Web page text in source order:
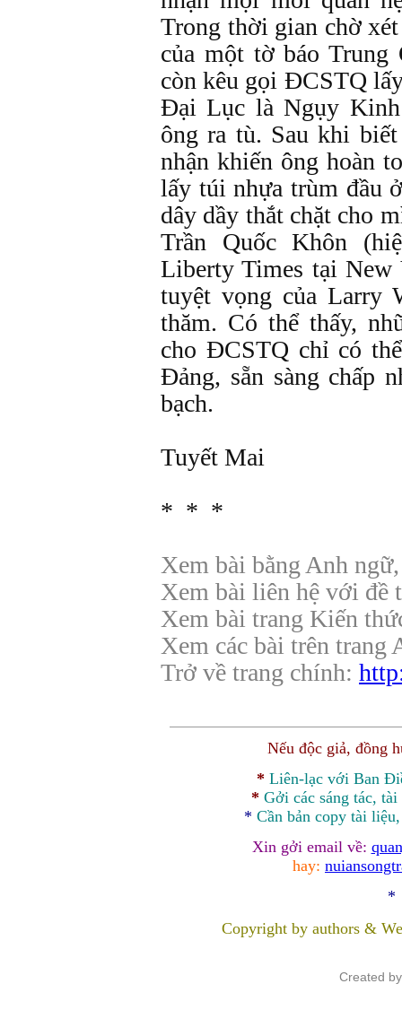
Trong thời gian chờ
của một tờ báo Trung
còn kêu gọi ĐCSTQ
Đại Lục là Ngụy
ông ra tù. Sau khi
nhận khiến ông hoàn
lấy túi nhựa trùm đầu
dây dầy thắt chặt cho
Trần Quốc Khôn
Liberty Times tại
tuyệt vọng của Larry
thăm. Có thể thấy,
cho ĐCSTQ chỉ có
Đảng, sẵn sàng chấp
bạch.
Tuyết Mai
* * *
Xem bài bằng Anh
Xem bài liên hệ với đề
Xem bài trang Kiến
Xem các bài trên trang
Trở về trang chính:
Nếu độc giả, đồng
* Liên-lạc với Ban
* Gởi các sáng tác,
* Cần bản copy tài
Xin gởi email về:
hay:
*
Copyright by authors &
Created